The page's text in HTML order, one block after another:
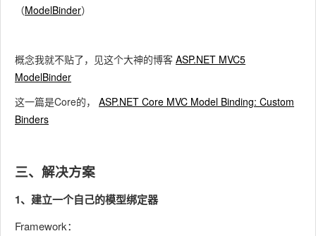
（ModelBinder）
概念我就不贴了，见这个大神的博客 ASP.NET MVC5
ModelBinder
这一篇是Core的， ASP.NET Core MVC Model Binding: Custom
Binders
三、解决方案
1、建立一个自己的模型绑定器
Framework：